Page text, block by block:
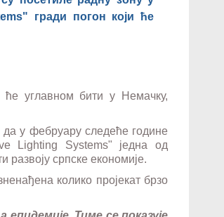
гради погон који ће
углавном бити у Немачку,
да у фебруару следеће године
Lighting Systems" једна од
развоју српске економије.
ђена колико пројекат брзо